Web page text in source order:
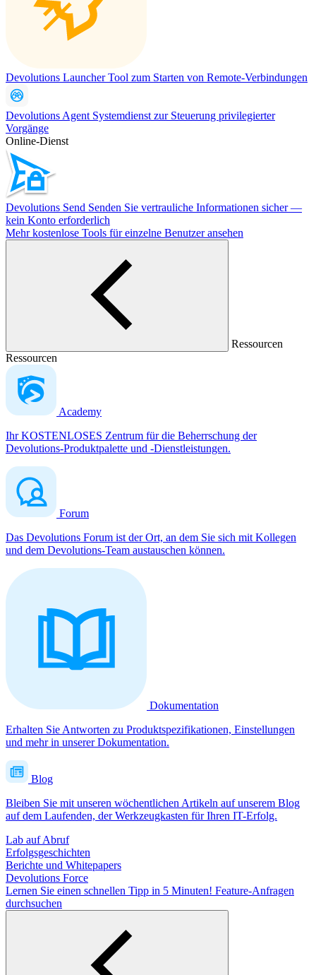
Devolutions LauncherTool zum Starten von Remote-Verbindungen
Devolutions Agent Systemdienst zur Steuerung privilegierter
Vorgänge
Online-Dienst
Devolutions Send Senden Sie vertrauliche Informationen sicher —
kein Konto erforderlich
Mehr kostenlose Tools für einzelne Benutzer ansehen
Ressourcen
Ressourcen
Academy
Ihr KOSTENLOSES Zentrum für die Beherrschung der
Devolutions-Produktpalette und -Dienstleistungen.
Forum
Das Devolutions Forum ist der Ort, an dem Sie sich mit Kollegen
und dem Devolutions-Team austauschen können.
Dokumentation
Erhalten Sie Antworten zu Produktspezifikationen, Einstellungen
und mehr in unserer Dokumentation.
Blog
Bleiben Sie mit unseren wöchentlichen Artikeln auf unserem Blog
auf dem Laufenden, der Werkzeugkasten für Ihren IT-Erfolg.
Lab auf Abruf
Erfolgsgeschichten
Berichte und Whitepapers
Devolutions Force
Lernen Sie einen schnellen Tipp in 5 Minuten! Feature-Anfragen
durchsuchen